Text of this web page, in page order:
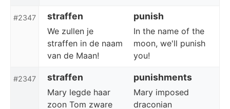
#2347 straffen punish
We zullen je
straffen in de naam
van de Maan!
In the name of the
moon, we'll punish
you!
#2347 straffen punishments
Mary legde haar
zoon Tom zware
Mary imposed
draconian